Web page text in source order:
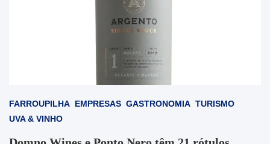
FARROUPILHA EMPRESAS GASTRONOMIA TURISMO
UVA & VINHO